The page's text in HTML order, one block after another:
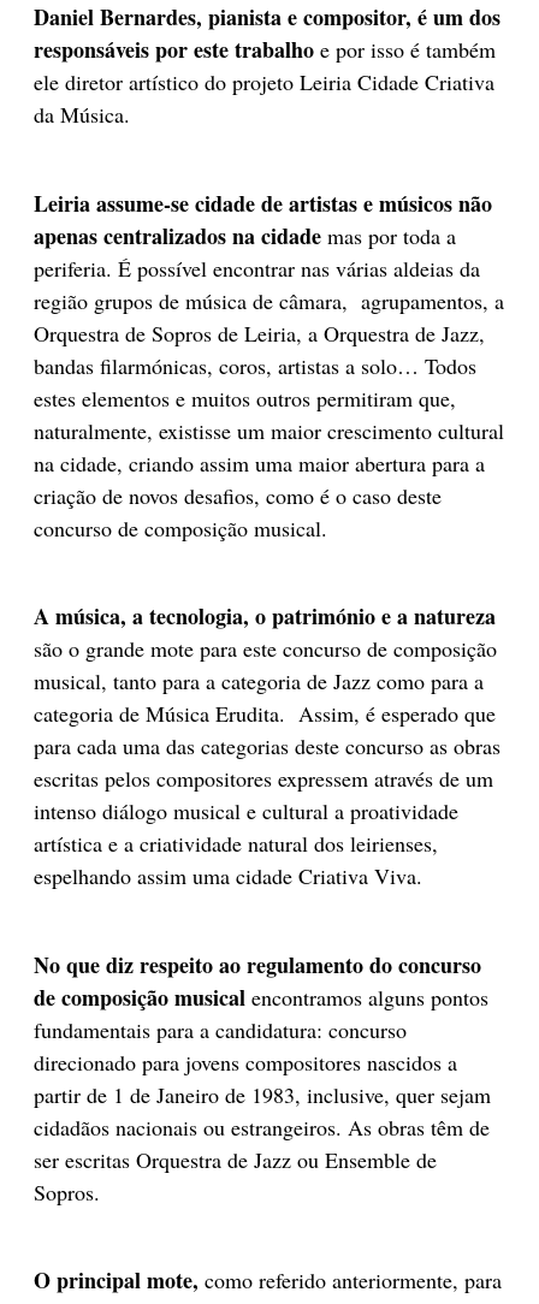
Daniel Bernardes, pianista e compositor, é um dos
responsáveis por este trabalho e por isso é também
ele diretor artístico do projeto Leiria Cidade Criativa
da Música.
Leiria assume-se cidade de artistas e músicos não
apenas centralizados na cidade mas por toda a
periferia. É possível encontrar nas várias aldeias da
região grupos de música de câmara, agrupamentos, a
Orquestra de Sopros de Leiria, a Orquestra de Jazz,
bandas filarmónicas, coros, artistas a solo… Todos
estes elementos e muitos outros permitiram que,
naturalmente, existisse um maior crescimento cultural
na cidade, criando assim uma maior abertura para a
criação de novos desafios, como é o caso deste
concurso de composição musical.
A música, a tecnologia, o património e a natureza
são o grande mote para este concurso de composição
musical, tanto para a categoria de Jazz como para a
categoria de Música Erudita. Assim, é esperado que
para cada uma das categorias deste concurso as obras
escritas pelos compositores expressem através de um
intenso diálogo musical e cultural a proatividade
artística e a criatividade natural dos leirienses,
espelhando assim uma cidade Criativa Viva.
No que diz respeito ao regulamento do concurso
de composição musical encontramos alguns pontos
fundamentais para a candidatura: concurso
direcionado para jovens compositores nascidos a
partir de 1 de Janeiro de 1983, inclusive, quer sejam
cidadãos nacionais ou estrangeiros. As obras têm de
ser escritas Orquestra de Jazz ou Ensemble de
Sopros.
O principal mote, como referido anteriormente, para